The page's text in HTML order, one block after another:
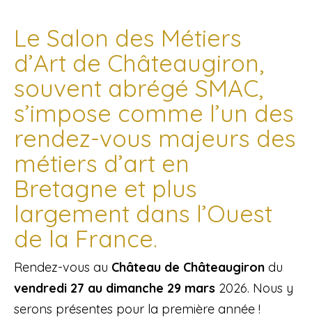
Le Salon des Métiers
d’Art de Châteaugiron,
souvent abrégé SMAC,
s’impose comme l’un des
rendez-vous majeurs des
métiers d’art en
Bretagne et plus
largement dans l’Ouest
de la France.
Rendez-vous au Château de Châteaugiron du
vendredi 27 au dimanche 29 mars 2026. Nous y
serons présentes pour la première année !